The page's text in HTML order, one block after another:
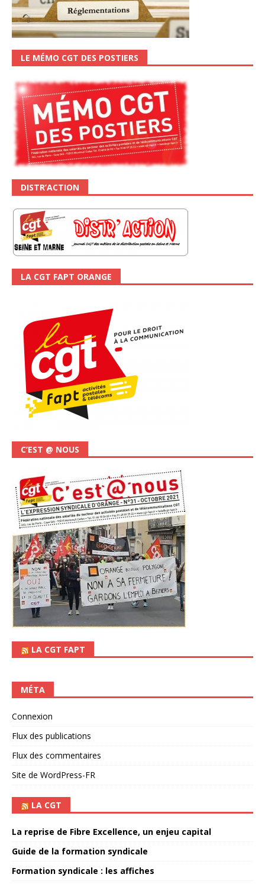
LE MÉMO CGT DES POSTIERS
DISTR’ACTION
LA CGT FAPT ORANGE
C’EST @ NOUS
LA CGT FAPT
MÉTA
Connexion
Flux des publications
Flux des commentaires
Site de WordPress-FR
LA CGT
La reprise de Fibre Excellence, un enjeu capital
Guide de la formation syndicale
Formation syndicale : les affiches